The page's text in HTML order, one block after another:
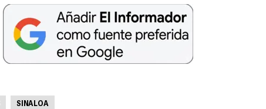
SINALOA